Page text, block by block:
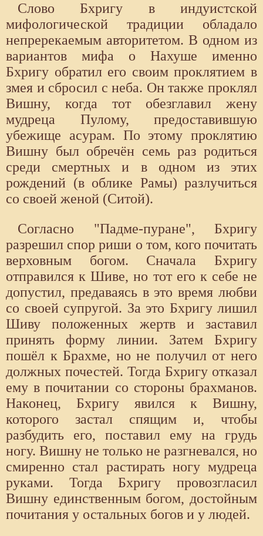
Слово Бхригу в индуистской
мифологической традиции обладало
непререкаемым авторитетом. В одном из
вариантов мифа о Нахуше именно
Бхригу обратил его своим проклятием в
змея и сбросил с неба. Он также проклял
Вишну, когда тот обезглавил жену
мудреца Пулому, предоставившую
убежище асурам. По этому проклятию
Вишну был обречён семь раз родиться
среди смертных и в одном из этих
рождений (в облике Рамы) разлучиться
со своей женой (Ситой).
Согласно "Падме-пуране", Бхригу
разрешил спор риши о том, кого почитать
верховным богом. Сначала Бхригу
отправился к Шиве, но тот его к себе не
допустил, предаваясь в это время любви
со своей супругой. За это Бхригу лишил
Шиву положенных жертв и заставил
принять форму линии. Затем Бхригу
пошёл к Брахме, но не получил от него
должных почестей. Тогда Бхригу отказал
ему в почитании со стороны брахманов.
Наконец, Бхригу явился к Вишну,
которого застал спящим и, чтобы
разбудить его, поставил ему на грудь
ногу. Вишну не только не разгневался, но
смиренно стал растирать ногу мудреца
руками. Тогда Бхригу провозгласил
Вишну единственным богом, достойным
почитания у остальных богов и у людей.